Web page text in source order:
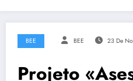
BEE BEE 23 De
Projeto